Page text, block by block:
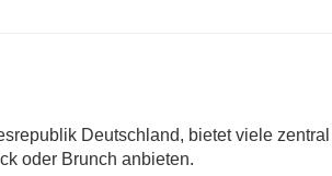
Deutschland, bietet viele
oder Brunch anbieten.